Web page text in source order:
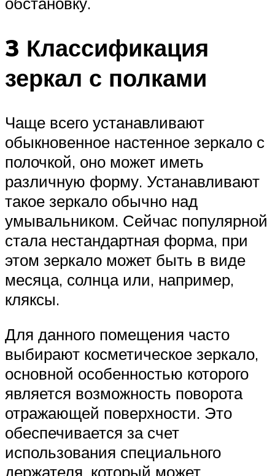
3 Классификация
зеркал с полками
Чаще всего устанавливают
обыкновенное настенное зеркало с
полочкой, оно может иметь
различную форму. Устанавливают
такое зеркало обычно над
умывальником. Сейчас популярной
стала нестандартная форма, при
этом зеркало может быть в виде
месяца, солнца или, например,
кляксы.
Для данного помещения часто
выбирают косметическое зеркало,
основной особенностью которого
является возможность поворота
отражающей поверхности. Это
обеспечивается за счет
использования специального
держателя, который может